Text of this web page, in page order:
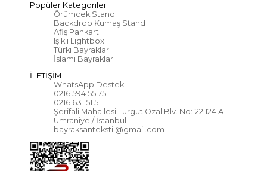
Popüler Kategoriler
Örümcek Stand
Backdrop Kumaş Stand
Afiş Pankart
Işıklı Lightbox
Türki Bayraklar
İslami Bayraklar
İLETİŞİM
WhatsApp Destek
0216 594 55 75
0216 631 51 51
Şerifali Mahallesi Turgut Özal Blv. No:122 124 A
Ümraniye / İstanbul
bayraksantekstil@gmail.com